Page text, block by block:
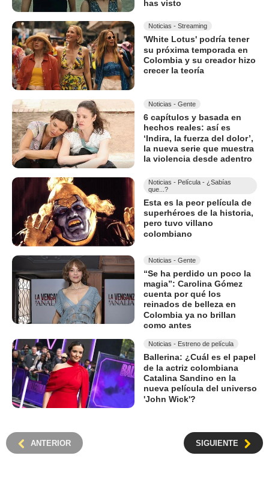
has visto
Noticias - Streaming
'White Lotus' podría tener
su próxima temporada en
Colombia y su creador hizo
crecer la teoría
Noticias - Gente
6 capítulos y basada en
hechos reales: así es
‘Indira, la fuerza del dolor’,
la nueva serie que muestra
la violencia desde adentro
Noticias - Película - ¿Sabías
que...?
Esta es la peor película de
superhéroes de la historia,
pero tuvo villano
colombiano
Noticias - Gente
“Se ha perdido un poco la
magia”: Carolina Gómez
cuenta por qué los
reinados de belleza en
Colombia ya no brillan
como antes
Noticias - Estreno de película
Ballerina: ¿Cuál es el papel
de la actriz colombiana
Catalina Sandino en la
nueva película del universo
'John Wick'?
ANTERIOR SIGUIENTE